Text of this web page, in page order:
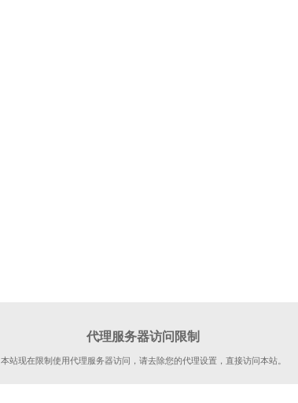
代理服务器访问限制
本站现在限制使用代理服务器访问，请去除您的代理设置，直接访问本站。